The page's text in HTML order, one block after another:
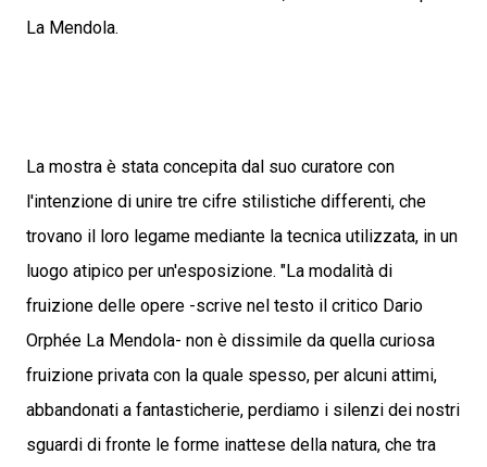
La Mendola.
La mostra è stata concepita dal suo curatore con
l'intenzione di unire tre cifre stilistiche differenti, che
trovano il loro legame mediante la tecnica utilizzata, in un
luogo atipico per un'esposizione. "La modalità di
fruizione delle opere -scrive nel testo il critico Dario
Orphée La Mendola- non è dissimile da quella curiosa
fruizione privata con la quale spesso, per alcuni attimi,
abbandonati a fantasticherie, perdiamo i silenzi dei nostri
sguardi di fronte le forme inattese della natura, che tra